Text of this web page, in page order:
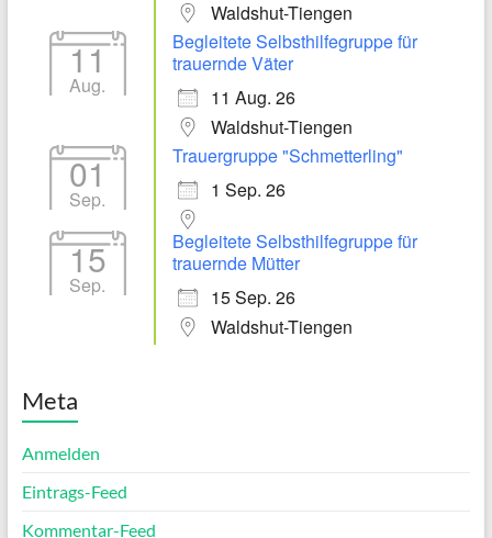
Waldshut-Tiengen
11
Aug.
Begleitete Selbsthilfegruppe für
trauernde Väter
11 Aug. 26
Waldshut-Tiengen
01
Sep.
Trauergruppe "Schmetterling"
1 Sep. 26
15
Sep.
Begleitete Selbsthilfegruppe für
trauernde Mütter
15 Sep. 26
Waldshut-Tiengen
Meta
Anmelden
Eintrags-Feed
Kommentar-Feed